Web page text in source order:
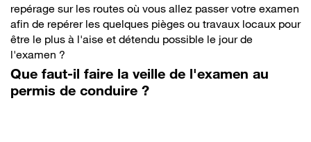
repérage sur les routes où vous allez passer votre examen
afin de repérer les quelques pièges ou travaux locaux pour
être le plus à l'aise et détendu possible le jour de
l'examen ?
Que faut-il faire la veille de l'examen au
permis de conduire ?